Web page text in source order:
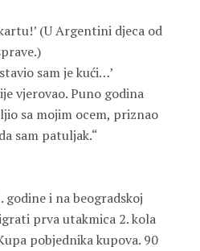
(U Argentini djeca od
sam je kući…’
vjerovao. Puno godina
sa mojim ocem, priznao
sam patuljak.“
godine i na beogradskoj
prva utakmica 2. kola
pobjednika kupova. 90